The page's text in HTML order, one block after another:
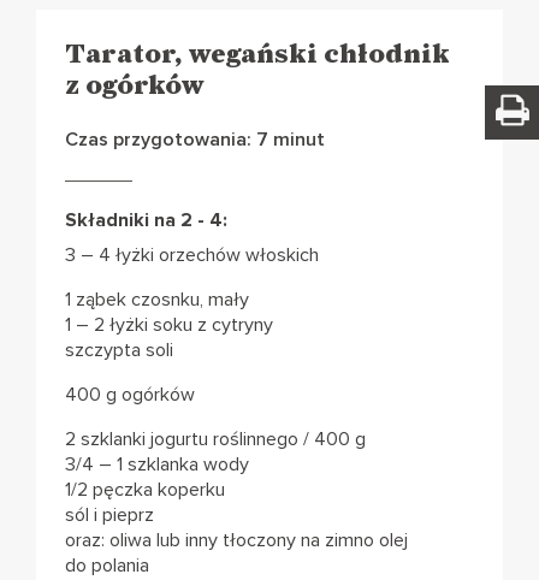
Tarator, wegański chłodnik
z ogórków
Czas przygotowania: 7 minut
Składniki na 2 - 4:
3 – 4 łyżki orzechów włoskich
1 ząbek czosnku, mały
1 – 2 łyżki soku z cytryny
szczypta soli
400 g ogórków
2 szklanki jogurtu roślinnego / 400 g
3/4 – 1 szklanka wody
1/2 pęczka koperku
sól i pieprz
oraz: oliwa lub inny tłoczony na zimno olej
do polania